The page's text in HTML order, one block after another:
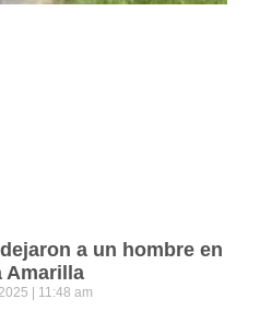
a un hombre en
Amarilla
11:48 am